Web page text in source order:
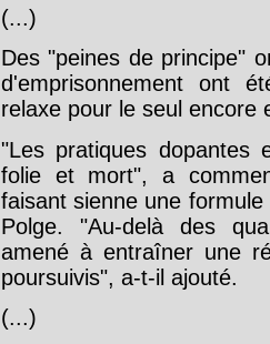
(...)
Des "peines de principe"
d'emprisonnement ont
relaxe pour le seul
"Les pratiques dopantes
folie et mort", a
faisant sienne une
Polge. "Au-delà des
amené à entraîner une
poursuivis", a-t-il ajouté.
(...)